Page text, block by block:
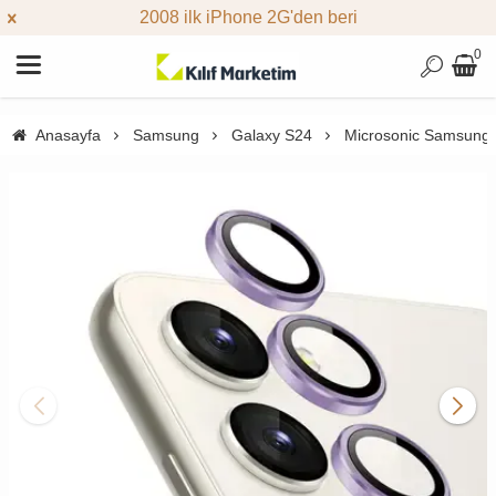
2008 ilk iPhone 2G'den beri
0
Anasayfa Samsung Galaxy S24 Microsonic Samsung